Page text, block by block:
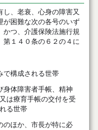
、老衰、心身の障害又
が困難な次の各号のいず
つ、介護保険法施行規
第１４０条の６２の４に
で構成される世帯
身体障害者手帳、精神
は療育手帳の交付を受
る世帯
のほか、市長が特に必